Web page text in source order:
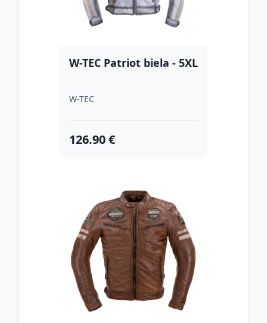
W-TEC Patriot biela - 5XL
W-TEC
126.90 €